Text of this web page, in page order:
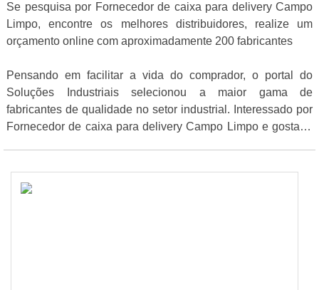
Se pesquisa por Fornecedor de caixa para delivery Campo
Limpo, encontre os melhores distribuidores, realize um
orçamento online com aproximadamente 200 fabricantes
Pensando em facilitar a vida do comprador, o portal do
Soluções Industriais selecionou a maior gama de
fabricantes de qualidade no setor industrial. Interessado por
Fornecedor de caixa para delivery Campo Limpo e gostaria